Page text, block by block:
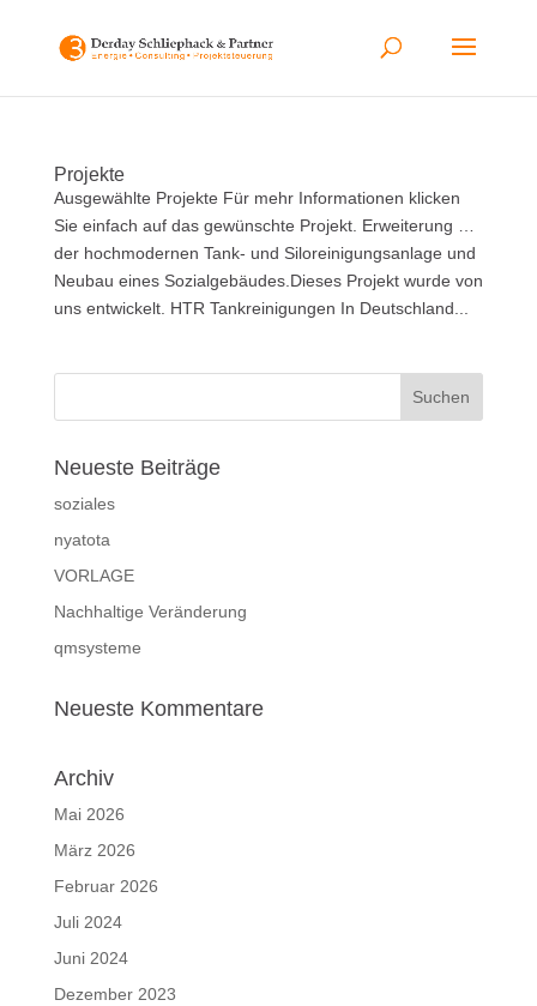
Projekte
Ausgewählte Projekte Für mehr Informationen klicken
Sie einfach auf das gewünschte Projekt. Erweiterung …
der hochmodernen Tank- und Siloreinigungsanlage und
Neubau eines Sozialgebäudes.Dieses Projekt wurde von
uns entwickelt. HTR Tankreinigungen In Deutschland...
Neueste Beiträge
soziales
nyatota
VORLAGE
Nachhaltige Veränderung
qmsysteme
Neueste Kommentare
Archiv
Mai 2026
März 2026
Februar 2026
Juli 2024
Juni 2024
Dezember 2023